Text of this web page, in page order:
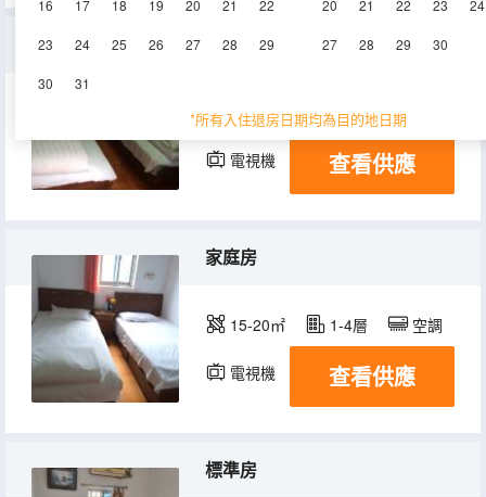
16 17 18 19 20 21 22
23 24 25 26 27 28 29
30 31
20 21 22 23 24
27 28 29 30
*所有入住退房日期均為目的地日期
三人房
15-20㎡ 1層 空調
電視機 查看供應
家庭房
15-20㎡ 1-4層 空調
電視機 查看供應
標準房